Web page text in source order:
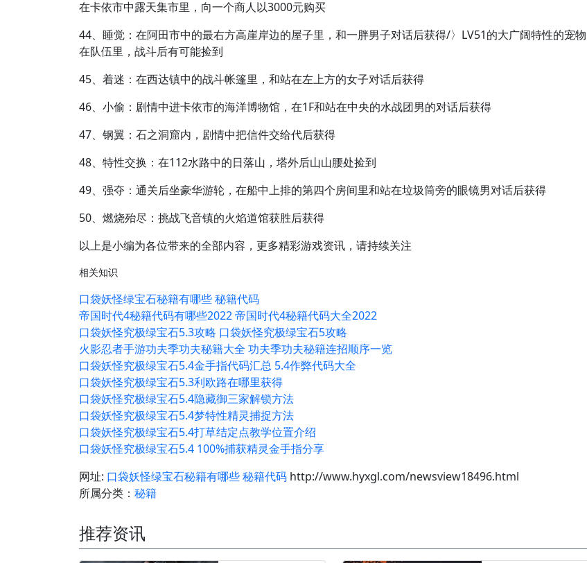
在卡依市中露天集市里，向一个商人以3000元购买
44、睡觉：在阿田市中的最右方高崖岸边的屋子里，和一胖男子对话后获得/〉LV51的大广阔特性的宠物
在队伍里，战斗后有可能捡到
45、着迷：在西达镇中的战斗帐篷里，和站在左上方的女子对话后获得
46、小偷：剧情中进卡依市的海洋博物馆，在1F和站在中央的水战团男的对话后获得
47、钢翼：石之洞窟内，剧情中把信件交给代后获得
48、特性交换：在112水路中的日落山，塔外后山山腰处捡到
49、强夺：通关后坐豪华游轮，在船中上排的第四个房间里和站在垃圾筒旁的眼镜男对话后获得
50、燃烧殆尽：挑战飞音镇的火焰道馆获胜后获得
以上是小编为各位带来的全部内容，更多精彩游戏资讯，请持续关注
相关知识
口袋妖怪绿宝石秘籍有哪些 秘籍代码
帝国时代4秘籍代码有哪些2022 帝国时代4秘籍代码大全2022
口袋妖怪究极绿宝石5.3攻略 口袋妖怪究极绿宝石5攻略
火影忍者手游功夫季功夫秘籍大全 功夫季功夫秘籍连招顺序一览
口袋妖怪究极绿宝石5.4金手指代码汇总 5.4作弊代码大全
口袋妖怪究极绿宝石5.3利欧路在哪里获得
口袋妖怪究极绿宝石5.4隐藏御三家解锁方法
口袋妖怪究极绿宝石5.4梦特性精灵捕捉方法
口袋妖怪究极绿宝石5.4打草结定点教学位置介绍
口袋妖怪究极绿宝石5.4 100%捕获精灵金手指分享
网址: 口袋妖怪绿宝石秘籍有哪些 秘籍代码 http://www.hyxgl.com/newsview18496.html
所属分类： 秘籍
推荐资讯